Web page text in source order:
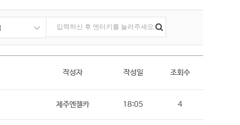
작성자 작성일 조회수
제주엔젤카 18:05 4